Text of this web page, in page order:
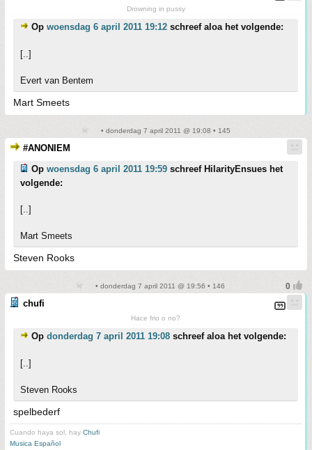
Drowning in pussy
Op woensdag 6 april 2011 19:12 schreef aloa het volgende:
[..]
Evert van Bentem
Mart Smeets
• donderdag 7 april 2011 @ 19:08 • 145
#ANONIEM
Op woensdag 6 april 2011 19:59 schreef HilarityEnsues het
volgende:
[..]
Mart Smeets
Steven Rooks
• donderdag 7 april 2011 @ 19:56 • 146
chufi
Hace frio o no?
Op donderdag 7 april 2011 19:08 schreef aloa het volgende:
[..]
Steven Rooks
spelbederf
Cuando haya sol, hay Chufi
Musica Español